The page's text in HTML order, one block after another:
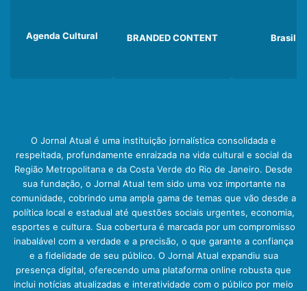
Agenda Cultural BRANDED CONTENT Brasil
O Jornal Atual é uma instituição jornalística consolidada e
respeitada, profundamente enraizada na vida cultural e social da
Região Metropolitana e da Costa Verde do Rio de Janeiro. Desde
sua fundação, o Jornal Atual tem sido uma voz importante na
comunidade, cobrindo uma ampla gama de temas que vão desde a
política local e estadual até questões sociais urgentes, economia,
esportes e cultura. Sua cobertura é marcada por um compromisso
inabalável com a verdade e a precisão, o que garante a confiança
e a fidelidade de seu público. O Jornal Atual expandiu sua
presença digital, oferecendo uma plataforma online robusta que
inclui notícias atualizadas e interatividade com o público por meio